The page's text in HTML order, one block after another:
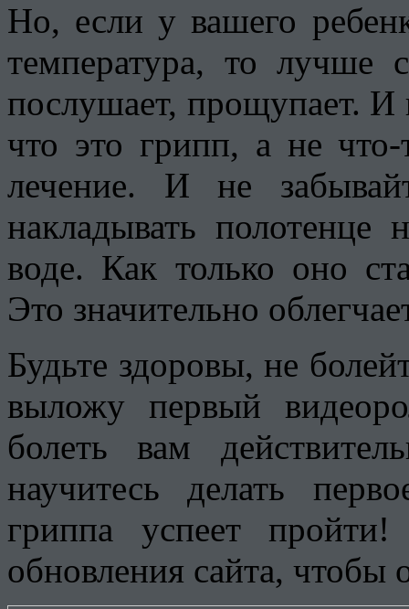
Но, если у вашего
температура, то лучше
послушает, прощупает. И
что это грипп, а не что-
лечение. И не
накладывать
воде. Как только оно
Это значительно
Будьте здоровы, не
выложу первый
болеть вам
научитесь делать
гриппа успеет
обновления сайта, чтобы